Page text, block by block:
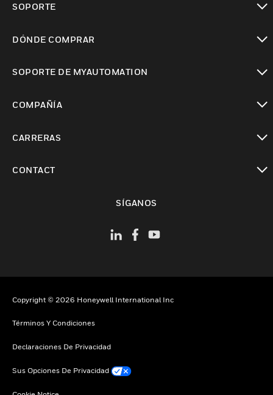
SOPORTE
DÓNDE COMPRAR
SOPORTE DE MYAUTOMATION
COMPAÑÍA
CARRERAS
CONTACT
SÍGANOS
Copyright © 2026 Honeywell International Inc
Términos Y Condiciones
Declaraciones De Privacidad
Sus Opciones De Privacidad